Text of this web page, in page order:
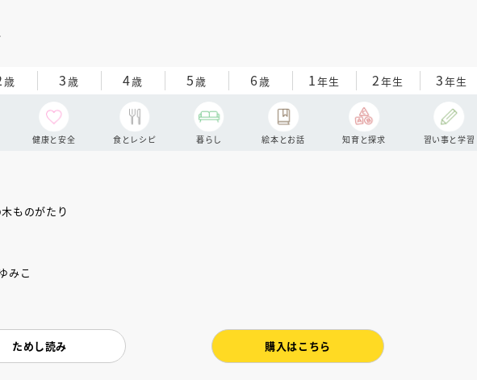
歳 3歳 4歳 5歳 6歳 1年生 2年生 3年生
健康と安全 食とレシピ 暮らし 絵本とお話 知育と探求 習い事と学習
ゆみこ
ためし読み 購入はこちら